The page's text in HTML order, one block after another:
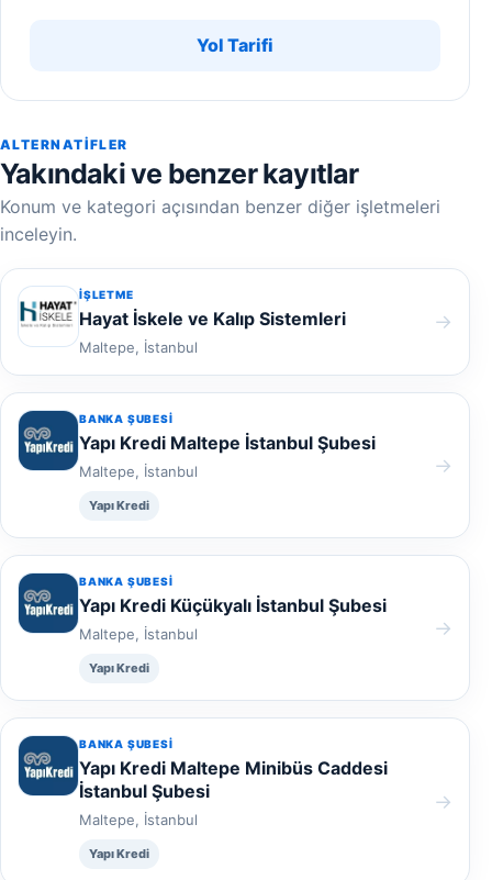
Yol Tarifi
ALTERNATIFLER
Yakındaki ve benzer kayıtlar
Konum ve kategori açısından benzer diğer işletmeleri
inceleyin.
İŞLETME
Hayat İskele ve Kalıp Sistemleri
Maltepe, İstanbul
→
BANKA ŞUBESI
Yapı Kredi Maltepe İstanbul Şubesi
Maltepe, İstanbul
Yapı Kredi
→
BANKA ŞUBESI
Yapı Kredi Küçükyalı İstanbul Şubesi
Maltepe, İstanbul
Yapı Kredi
→
BANKA ŞUBESI
Yapı Kredi Maltepe Minibüs Caddesi
İstanbul Şubesi
Maltepe, İstanbul
Yapı Kredi
→